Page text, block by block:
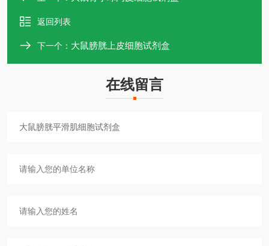
返回列表
下一个： 大鼠膀胱上皮细胞试剂盒
在线留言